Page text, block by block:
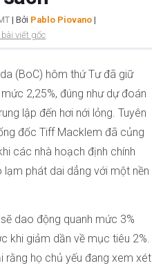
| Bởi Pablo Piovano |
bài viết gốc
(BoC) hôm thứ Tư đã giữ
2,25%, đúng như dự đoán
lập đến hơi nới lỏng. Tuyên
đốc Tiff Macklem đã củng
các nhà hoạch định chính
phát dai dẳng với một nền
dao động quanh mức 3%
khi giảm dần về mục tiêu 2%.
rằng họ chủ yếu đang xem xét